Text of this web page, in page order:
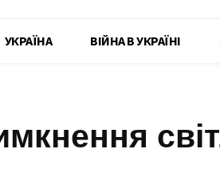
УКРАЇНА ВІЙНА В УКРАЇНІ